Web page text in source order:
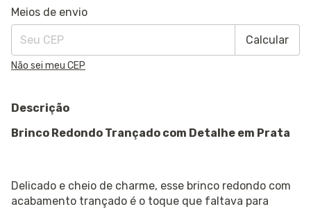
Entregas para o CEP:
Meios de envio
Calcular
Não sei meu CEP
Descrição
Brinco Redondo Trançado com Detalhe em Prata
Delicado e cheio de charme, esse brinco redondo com
acabamento trançado é o toque que faltava para